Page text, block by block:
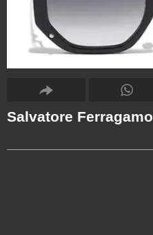
Salvatore Ferragamo